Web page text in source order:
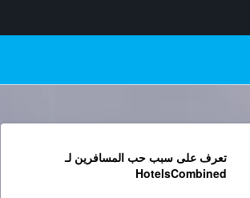
تعرف على سبب حب المسافرين لـ
HotelsCombined